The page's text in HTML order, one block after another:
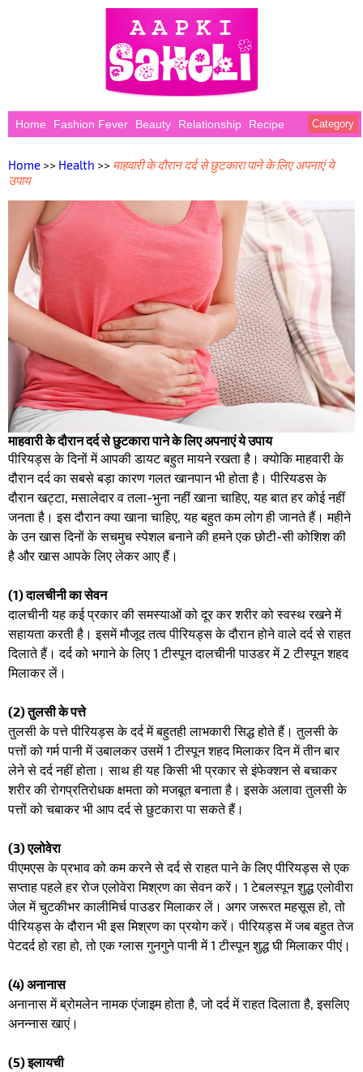
Home Fashion Fever Beauty Relationship Recipe Category
Home >> Health >> माहवारी के दौरान दर्द से छुटकारा पाने के लिए अपनाएं ये
उपाय
माहवारी के दौरान दर्द से छुटकारा पाने के लिए अपनाएं ये उपाय
पीरियड्स के दिनों में आपकी डायट बहुत मायने रखता है। क्योकि माहवारी के
दौरान दर्द का सबसे बड़ा कारण गलत खानपान भी होता है। पीरियडस के
दौरान खट्टा, मसालेदार व तला-भुना नहीं खाना चाहिए, यह बात हर कोई नहीं
जनता है। इस दौरान क्या खाना चाहिए, यह बहुत कम लोग ही जानते हैं। महीने
के उन खास दिनों के सचमुच स्पेशल बनाने की हमने एक छोटी-सी कोशिश की
है और खास आपके लिए लेकर आए हैं।
(1) दालचीनी का सेवन
दालचीनी यह कई प्रकार की समस्याओं को दूर कर शरीर को स्वस्थ रखने में
सहायता करती है। इसमें मौजूद तत्व पीरियड्स के दौरान होने वाले दर्द से राहत
दिलाते हैं। दर्द को भगाने के लिए 1 टीस्पून दालचीनी पाउडर में 2 टीस्पून शहद
मिलाकर लें।
(2)तुलसी के पत्ते
तुलसी के पत्ते पीरियड्स के दर्द में बहुतही लाभकारी सिद्ध होते हैं। तुलसी के
पत्तों को गर्म पानी में उबालकर उसमें 1 टीस्पून शहद मिलाकर दिन में तीन बार
लेने से दर्द नहीं होता। साथ ही यह किसी भी प्रकार से इंफेक्शन से बचाकर
शरीर की रोगप्रतिरोधक क्षमता को मजबूत बनाता है। इसके अलावा तुलसी के
पत्तों को चबाकर भी आप दर्द से छुटकारा पा सकते हैं।
(3)एलोवेरा
पीएमएस के प्रभाव को कम करने से दर्द से राहत पाने के लिए पीरियड्स से एक
सप्ताह पहले हर रोज एलोवेरा मिश्रण का सेवन करें। 1 टेबलस्पून शुद्ध एलोवीरा
जेल में चुटकीभर कालीमिर्च पाउडर मिलाकर लें। अगर जरूरत महसूस हो, तो
पीरियड्स के दौरान भी इस मिश्रण का प्रयोग करें। पीरियड्स में जब बहुत तेज
पेटदर्द हो रहा हो, तो एक ग्लास गुनगुने पानी में 1 टीस्पून शुद्ध घी मिलाकर पीएं।
(4) अनानास
अनानास में ब्रोमलेन नामक एंजाइम होता है, जो दर्द में राहत दिलाता है, इसलिए
अनन्नास खाएं।
(5) इलायची